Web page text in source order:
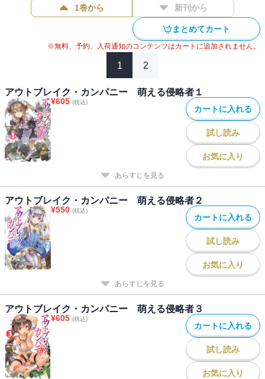
1巻から 新刊から
まとめてカート
※無料、予約、入荷通知のコンテンツはカートに追加されません。
1 2
アウトブレイク・カンパニー 萌える侵略者１
¥605 (税込)
カートに入れる
試し読み
お気に入り
あらすじを見る
アウトブレイク・カンパニー 萌える侵略者２
¥550 (税込)
カートに入れる
試し読み
お気に入り
あらすじを見る
アウトブレイク・カンパニー 萌える侵略者３
¥605 (税込)
カートに入れる
試し読み
お気に入り